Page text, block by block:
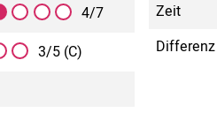
4/7
3/5 (C)
Zeit